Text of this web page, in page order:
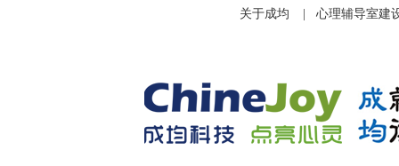
关于成均 心理辅导室建